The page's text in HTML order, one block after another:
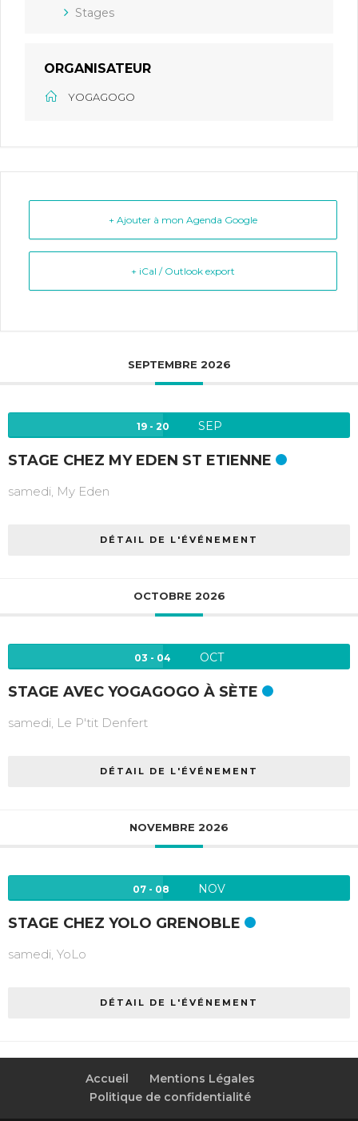
Stages
ORGANISATEUR
YOGAGOGO
+ Ajouter à mon Agenda Google
+ iCal / Outlook export
SEPTEMBRE 2026
19 - 20 SEP
STAGE CHEZ MY EDEN ST ETIENNE
samedi, My Eden
DÉTAIL DE L'ÉVÉNEMENT
OCTOBRE 2026
03 - 04 OCT
STAGE AVEC YOGAGOGO À SÈTE
samedi, Le P'tit Denfert
DÉTAIL DE L'ÉVÉNEMENT
NOVEMBRE 2026
07 - 08 NOV
STAGE CHEZ YOLO GRENOBLE
samedi, YoLo
DÉTAIL DE L'ÉVÉNEMENT
Accueil
Mentions Légales
Politique de confidentialité